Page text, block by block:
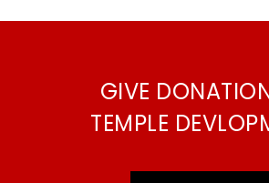
GIVE
TEMPLE